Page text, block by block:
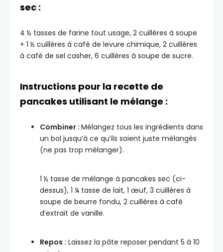
sec :
4 ½ tasses de farine tout usage, 2 cuillères à soupe
+ 1 ½ cuillères à café de levure chimique, 2 cuillères
à café de sel casher, 6 cuillères à soupe de sucre.
Instructions pour la recette de
pancakes utilisant le mélange :
Combiner : Mélangez tous les ingrédients dans
un bol jusqu’à ce qu’ils soient juste mélangés
(ne pas trop mélanger).
1 ½ tasse de mélange à pancakes sec (ci-
dessus), 1 ¼ tasse de lait, 1 œuf, 3 cuillères à
soupe de beurre fondu, 2 cuillères à café
d’extrait de vanille.
Repos : Laissez la pâte reposer pendant 5 à 10